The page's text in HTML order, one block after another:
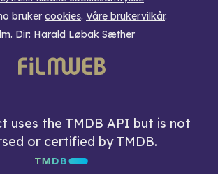
bruker cookies. Våre brukervilkår.
Dir: Harald Løbak Sæther
uses the TMDB API but is not
or certified by TMDB.